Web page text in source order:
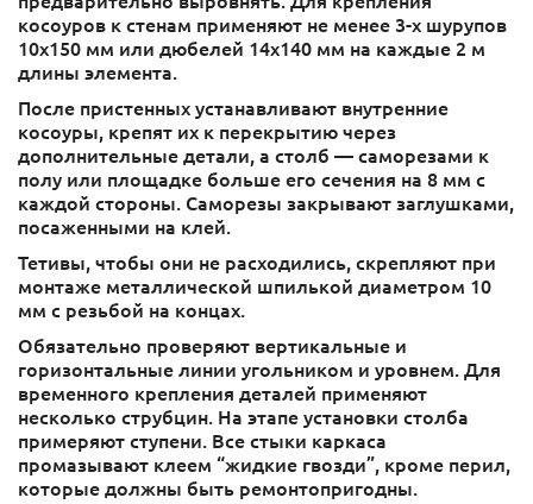
косоуров к стенам применяют не менее 3-х шурупов
10х150 мм или дюбелей 14х140 мм на каждые 2 м
длины элемента.
После пристенных устанавливают внутренние
косоуры, крепят их к перекрытию через
дополнительные детали, а столб — саморезами к
полу или площадке больше его сечения на 8 мм с
каждой стороны. Саморезы закрывают заглушками,
посаженными на клей.
Тетивы, чтобы они не расходились, скрепляют при
монтаже металлической шпилькой диаметром 10
мм с резьбой на концах.
Обязательно проверяют вертикальные и
горизонтальные линии угольником и уровнем. Для
временного крепления деталей применяют
несколько струбцин. На этапе установки столба
примеряют ступени. Все стыки каркаса
промазывают клеем “жидкие гвозди”, кроме перил,
которые должны быть ремонтопригодны.